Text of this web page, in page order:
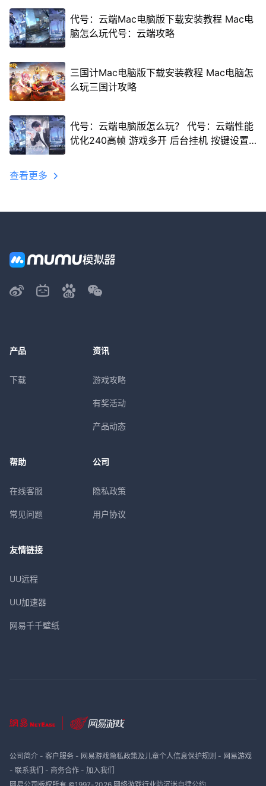
代号：云端Mac电脑版下载安装教程 Mac电
脑怎么玩代号：云端攻略
三国计Mac电脑版下载安装教程 Mac电脑怎
么玩三国计攻略
代号：云端电脑版怎么玩？ 代号：云端性能
优化240高帧 游戏多开 后台挂机 按键设置
查看更多
产品
下载
资讯
游戏攻略
有奖活动
产品动态
帮助
在线客服
常见问题
公司
隐私政策
用户协议
友情链接
UU远程
UU加速器
网易千千壁纸
公司简介- 客户服务- 网易游戏隐私政策及儿童个人信息保护规则 - 网易游戏
- 联系我们 - 商务合作- 加入我们